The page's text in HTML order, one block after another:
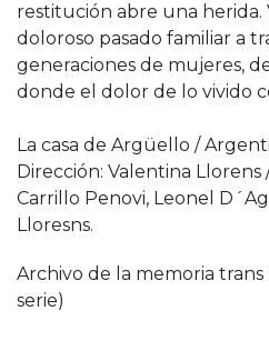
restitución abre una herida.
doloroso pasado familiar a
generaciones de mujeres,
donde el dolor de lo vivido
La casa de Argüello /
Dirección: Valentina Llorens
Carrillo Penovi, Leonel
Lloresns.
Archivo de la memoria trans
serie)